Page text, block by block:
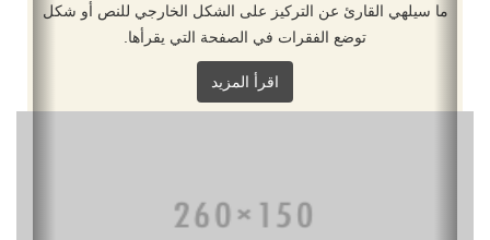
ما سيلهي القارئ عن التركيز على الشكل الخارجي للنص أو شكل
توضع الفقرات في الصفحة التي يقرأها.
اقرأ المزيد